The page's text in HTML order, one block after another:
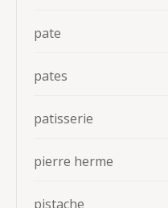
pate
pates
patisserie
pierre herme
pistache